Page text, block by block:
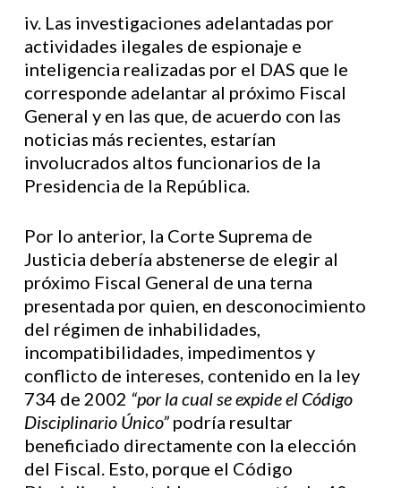
iv. Las investigaciones adelantadas por
actividades ilegales de espionaje e
inteligencia realizadas por el DAS que le
corresponde adelantar al próximo Fiscal
General y en las que, de acuerdo con las
noticias más recientes, estarían
involucrados altos funcionarios de la
Presidencia de la República.
Por lo anterior, la Corte Suprema de
Justicia debería abstenerse de elegir al
próximo Fiscal General de una terna
presentada por quien, en desconocimiento
del régimen de inhabilidades,
incompatibilidades, impedimentos y
conflicto de intereses, contenido en la ley
734 de 2002 “por la cual se expide el Código
Disciplinario Único”podría resultar
beneficiado directamente con la elección
del Fiscal. Esto, porque el Código